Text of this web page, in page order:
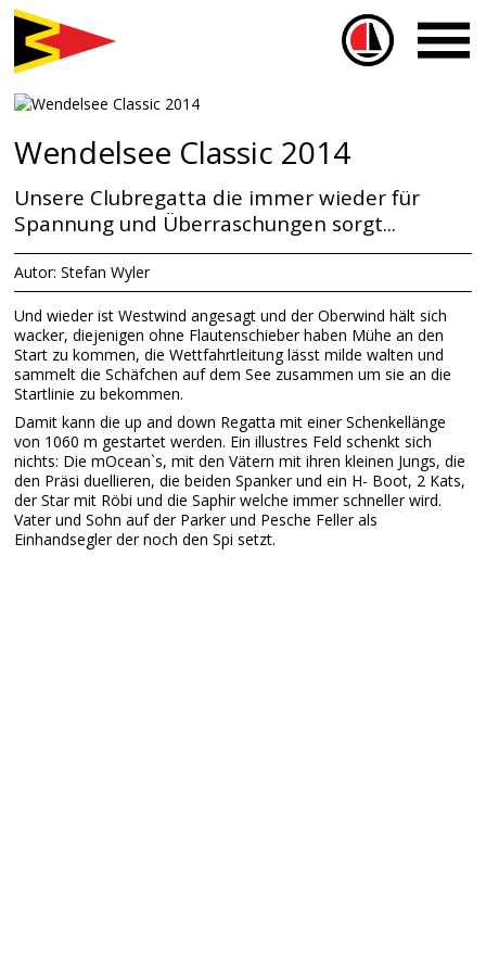
Sailbox
Wendelsee Classic 2014
Unsere Clubregatta die immer wieder für
Spannung und Überraschungen sorgt...
Autor: Stefan Wyler
Und wieder ist Westwind angesagt und der Oberwind hält sich
wacker, diejenigen ohne Flautenschieber haben Mühe an den
Start zu kommen, die Wettfahrtleitung lässt milde walten und
sammelt die Schäfchen auf dem See zusammen um sie an die
Startlinie zu bekommen.
Damit kann die up and down Regatta mit einer Schenkellänge
von 1060 m gestartet werden. Ein illustres Feld schenkt sich
nichts: Die mOcean`s, mit den Vätern mit ihren kleinen Jungs, die
den Präsi duellieren, die beiden Spanker und ein H- Boot, 2 Kats,
der Star mit Röbi und die Saphir welche immer schneller wird.
Vater und Sohn auf der Parker und Pesche Feller als
Einhandsegler der noch den Spi setzt.